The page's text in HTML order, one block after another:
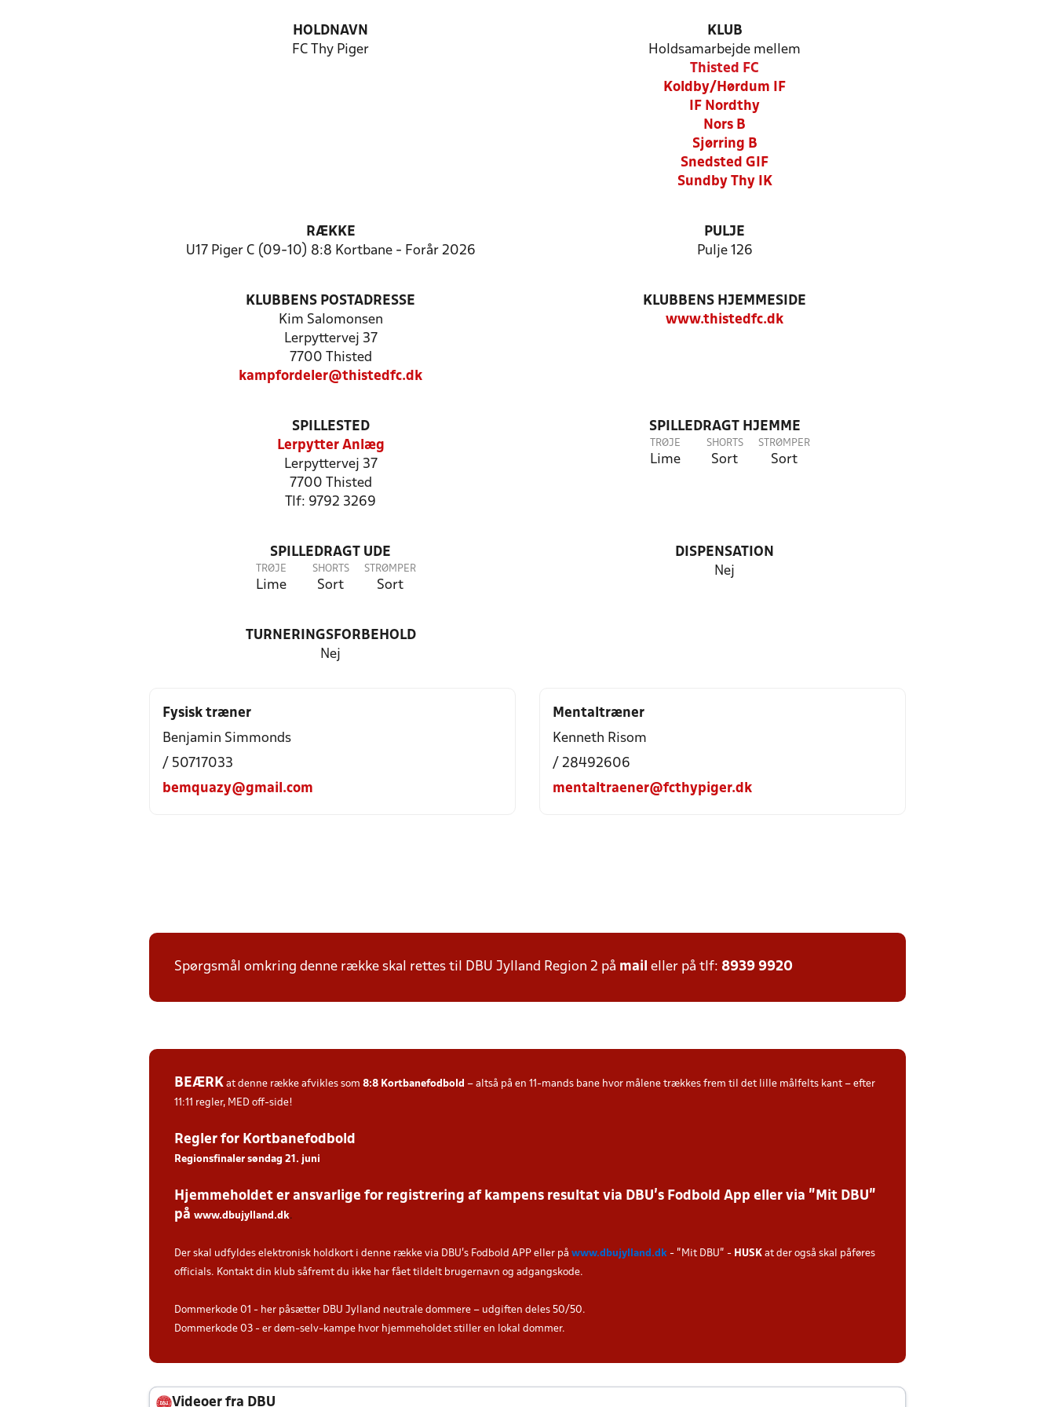
HOLDNAVN
FC Thy Piger
KLUB
Holdsamarbejde mellem
Thisted FC
Koldby/Hørdum IF
IF Nordthy
Nors B
Sjørring B
Snedsted GIF
Sundby Thy IK
RÆKKE
U17 Piger C (09-10) 8:8 Kortbane - Forår 2026
PULJE
Pulje 126
KLUBBENS POSTADRESSE
Kim Salomonsen
Lerpyttervej 37
7700 Thisted
kampfordeler@thistedfc.dk
KLUBBENS HJEMMESIDE
www.thistedfc.dk
SPILLESTED
Lerpytter Anlæg
Lerpyttervej 37
7700 Thisted
Tlf: 9792 3269
SPILLEDRAGT HJEMME
TRØJE
Lime
SHORTS
Sort
STRØMPER
Sort
SPILLEDRAGT UDE
TRØJE
Lime
SHORTS
Sort
STRØMPER
Sort
DISPENSATION
Nej
TURNERINGSFORBEHOLD
Nej
Fysisk træner
Benjamin Simmonds
/ 50717033
bemquazy@gmail.com
Mentaltræner
Kenneth Risom
/ 28492606
mentaltraener@fcthypiger.dk
Spørgsmål omkring denne række skal rettes til DBU Jylland Region 2 på mail eller på tlf: 8939 9920
BEÆRK at denne række afvikles som 8:8 Kortbanefodbold – altså på en 11-mands bane hvor målene trækkes frem til det lille målfelts kant – efter
11:11 regler, MED off-side!
Regler for Kortbanefodbold
Regionsfinaler søndag 21. juni
Hjemmeholdet er ansvarlige for registrering af kampens resultat via DBU’s Fodbold App eller via ”Mit DBU”
på www.dbujylland.dk.
Der skal udfyldes elektronisk holdkort i denne række via DBU's Fodbold APP eller på www.dbujylland.dk - "Mit DBU" - HUSK at der også skal påføres
officials. Kontakt din klub såfremt du ikke har fået tildelt brugernavn og adgangskode.
Dommerkode 01 - her påsætter DBU Jylland neutrale dommere – udgiften deles 50/50.
Dommerkode 03 - er døm-selv-kampe hvor hjemmeholdet stiller en lokal dommer.
Videoer fra DBU